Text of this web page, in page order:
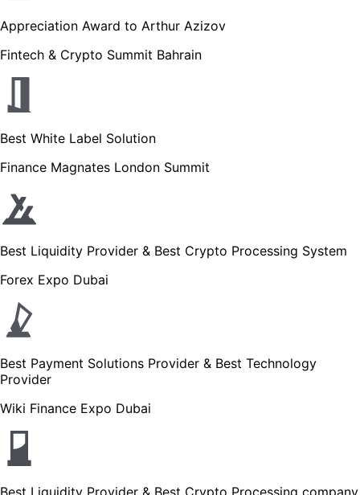
Appreciation Award to Arthur Azizov
Fintech & Crypto Summit Bahrain
Best White Label Solution
Finance Magnates London Summit
Best Liquidity Provider & Best Crypto Processing System
Forex Expo Dubai
Best Payment Solutions Provider & Best Technology
Provider
Wiki Finance Expo Dubai
Best Liquidity Provider & Best Crypto Processing company